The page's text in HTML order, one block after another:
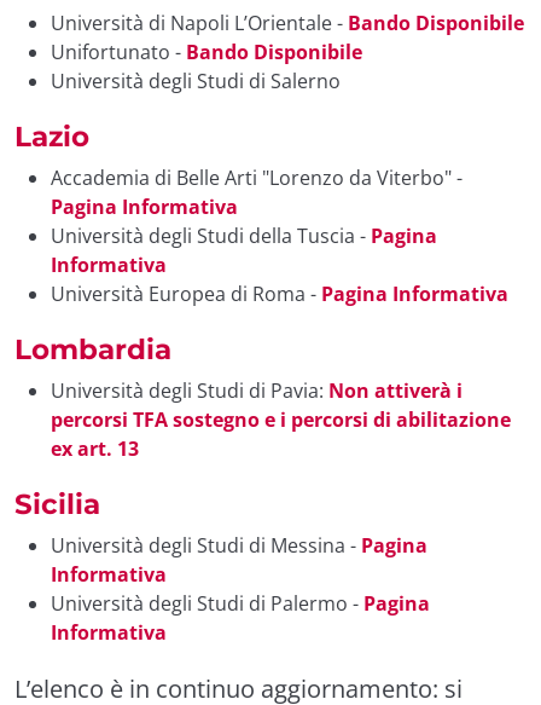
Università di Napoli L’Orientale - Bando Disponibile
Unifortunato - Bando Disponibile
Università degli Studi di Salerno
Lazio
Accademia di Belle Arti "Lorenzo da Viterbo" -
Pagina Informativa
Università degli Studi della Tuscia - Pagina
Informativa
Università Europea di Roma - Pagina Informativa
Lombardia
Università degli Studi di Pavia: Non attiverà i
percorsi TFA sostegno e i percorsi di abilitazione
ex art. 13
Sicilia
Università degli Studi di Messina - Pagina
Informativa
Università degli Studi di Palermo - Pagina
Informativa
L’elenco è in continuo aggiornamento: si